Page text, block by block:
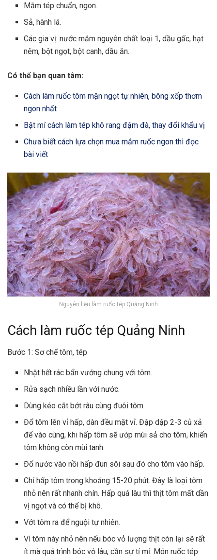
Mắm tép chuẩn, ngon.
Sả, hành lá.
Các gia vị: nước mắm nguyên chất loại 1, dầu gấc, hạt
nêm, bột ngọt, bột canh, dầu ăn.
Có thể bạn quan tâm:
Cách làm ruốc tôm mặn ngọt tự nhiên, bông xốp thơm
ngon nhất
Bật mí cách làm tép khô rang đậm đà, thay đổi khẩu vị
Chưa biết cách lựa chọn mua mắm ruốc ngon thì đọc
bài viết
Nguyên liệu làm ruốc tép Quảng Ninh
Cách làm ruốc tép Quảng Ninh
Bước 1: Sơ chế tôm, tép
Nhặt hết rác bẩn vướng chung với tôm.
Rửa sạch nhiều lần với nước.
Dùng kéo cắt bớt râu cùng đuôi tôm.
Đổ tôm lên vỉ hấp, dàn đều mặt vỉ. Đập dập 2-3 củ xả
để vào cùng, khi hấp tôm sẽ ướp mùi sả cho tôm, khiến
tôm không còn mùi tanh.
Đổ nước vào nồi hấp đun sôi sau đó cho tôm vào hấp.
Chỉ hấp tôm trong khoảng 15-20 phút. Đây là loại tôm
nhỏ nên rất nhanh chín. Hấp quá lâu thì thịt tôm mất dần
vị ngọt và có thể bị khô.
Vớt tôm ra để nguội tự nhiên.
Vì tôm này nhỏ nên nếu bóc vỏ lượng thịt còn lại sẽ rất
ít mà quá trình bóc vỏ lâu, cần sự tỉ mỉ. Món ruốc tép